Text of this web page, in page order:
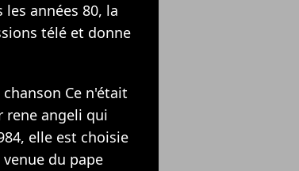
années 80, la
télé et donne
Ce n'était
rene angeli qui
elle est choisie
du pape